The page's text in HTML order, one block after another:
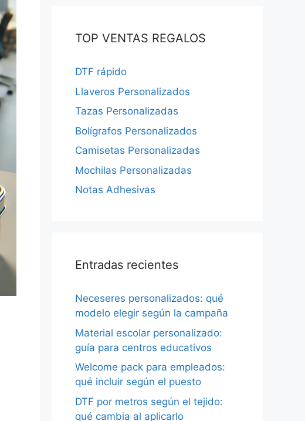
TOP VENTAS REGALOS
DTF rápido
Llaveros Personalizados
Tazas Personalizadas
Bolígrafos Personalizados
Camisetas Personalizadas
Mochilas Personalizadas
Notas Adhesivas
Entradas recientes
Neceseres personalizados: qué
modelo elegir según la campaña
Material escolar personalizado:
guía para centros educativos
Welcome pack para empleados:
qué incluir según el puesto
DTF por metros según el tejido:
qué cambia al aplicarlo